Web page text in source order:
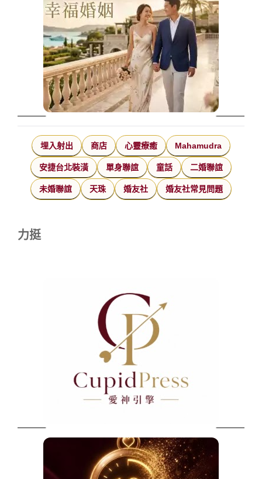
埋入射出 商店 心靈療癒 Mahamudra
安捷台北裝潢 單身聯誼 童話 二婚聯誼
未婚聯誼 天珠 婚友社 婚友社常見問題
力挺